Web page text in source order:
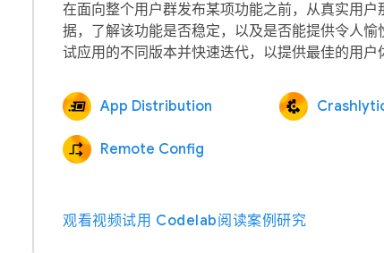
在面向整个用户群发布某项功能之前，从真实用户
据，了解该功能是否稳定，以及是否能提供令人愉
App Distribution
Remote Config
观看视频试用 Codelab阅读案例研究